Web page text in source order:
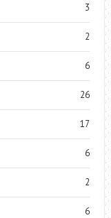
3
2
6
26
17
6
2
6